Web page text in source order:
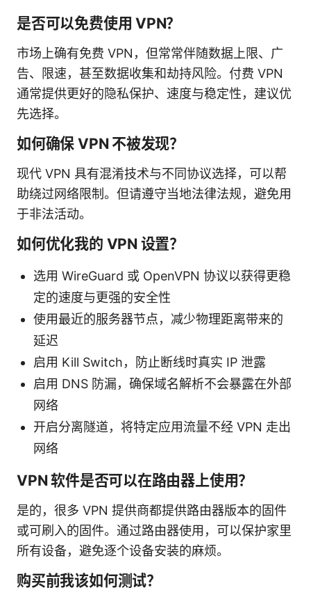
是否可以免费使用 VPN？
市场上确有免费 VPN，但常常伴随数据上限、广
告、限速，甚至数据收集和劫持风险。付费 VPN
通常提供更好的隐私保护、速度与稳定性，建议优
先选择。
如何确保 VPN 不被发现？
现代 VPN 具有混淆技术与不同协议选择，可以帮
助绕过网络限制。但请遵守当地法律法规，避免用
于非法活动。
如何优化我的 VPN 设置？
选用 WireGuard 或 OpenVPN 协议以获得更稳
定的速度与更强的安全性
使用最近的服务器节点，减少物理距离带来的
延迟
启用 Kill Switch，防止断线时真实 IP 泄露
启用 DNS 防漏，确保域名解析不会暴露在外部
网络
开启分离隧道，将特定应用流量不经 VPN 走出
网络
VPN 软件是否可以在路由器上使用？
是的，很多 VPN 提供商都提供路由器版本的固件
或可刷入的固件。通过路由器使用，可以保护家里
所有设备，避免逐个设备安装的麻烦。
购买前我该如何测试？